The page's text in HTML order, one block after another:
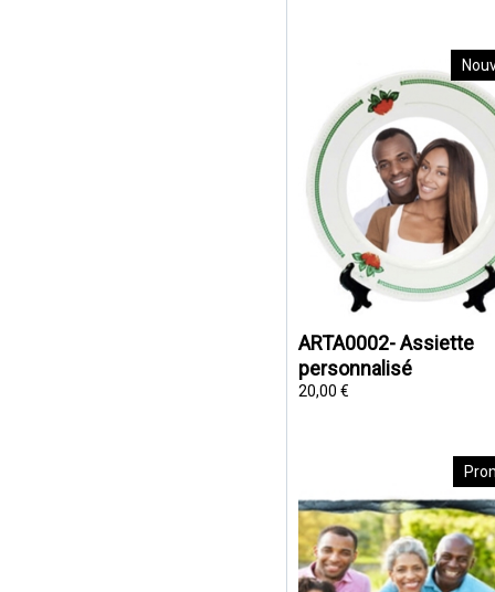
ARTA0002- Assiette
personnalisé
20,00 €